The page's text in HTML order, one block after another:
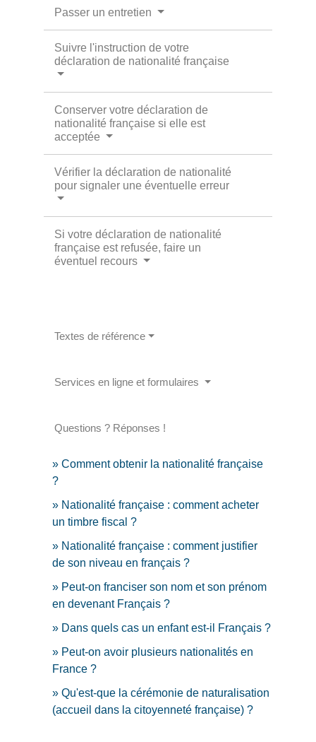
Passer un entretien
Suivre l'instruction de votre
déclaration de nationalité française
Conserver votre déclaration de
nationalité française si elle est
acceptée
Vérifier la déclaration de nationalité
pour signaler une éventuelle erreur
Si votre déclaration de nationalité
française est refusée, faire un
éventuel recours
Textes de référence
Services en ligne et formulaires
Questions ? Réponses !
Comment obtenir la nationalité française
?
Nationalité française : comment acheter
un timbre fiscal ?
Nationalité française : comment justifier
de son niveau en français ?
Peut-on franciser son nom et son prénom
en devenant Français ?
Dans quels cas un enfant est-il Français ?
Peut-on avoir plusieurs nationalités en
France ?
Qu'est-que la cérémonie de naturalisation
(accueil dans la citoyenneté française) ?